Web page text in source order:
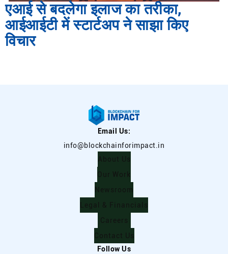
एआई से बदलेगा इलाज का तरीका,
आईआईटी में स्टार्टअप ने साझा किए
विचार
Email Us:
info@blockchainforimpact.in
About Us
Our Work
Newsroom
Legal & Financials
Careers
Contact Us
Follow Us